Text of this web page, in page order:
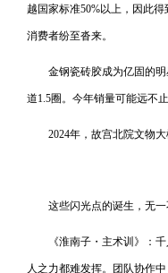
越国家标准50%以上，因此
消费者纷至沓来。
金钢瓷砖胶成为亿固的
道1.5圈。今年销量可能远不止
2024年，故宫北院文物
这些闪光点的诞生，无
《淮南子・主术训》：
人之力都难发挥。团队协作